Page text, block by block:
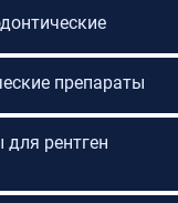
препараты
для рентген